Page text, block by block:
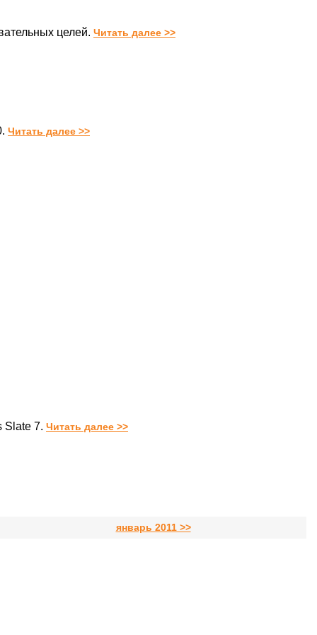
целей. Читать далее >>
Читать далее >>
Slate 7. Читать далее >>
январь 2011 >>